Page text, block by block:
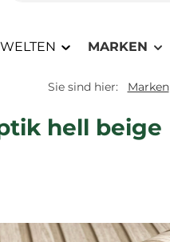
MARKEN
Sie sind hier: Marken
hell beige